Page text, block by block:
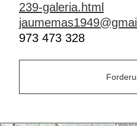
239-galeria.html
973 473 328